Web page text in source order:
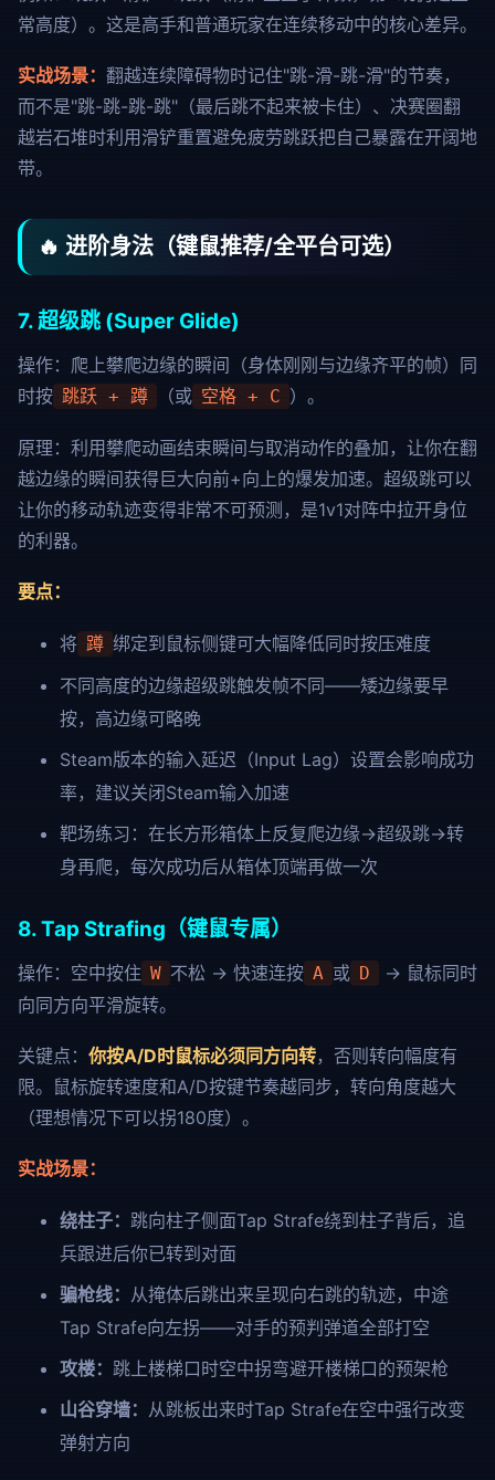
常高度）。这是高手和普通玩家在连续移动中的核心差异。
实战场景： 翻越连续障碍物时记住"跳-滑-跳-滑"的节奏，
而不是"跳-跳-跳-跳"（最后跳不起来被卡住）、决赛圈翻
越岩石堆时利用滑铲重置避免疲劳跳跃把自己暴露在开阔地
带。
🔥 进阶身法（键鼠推荐/全平台可选）
7. 超级跳 (Super Glide)
操作：爬上攀爬边缘的瞬间（身体刚刚与边缘齐平的帧）同
时按 跳跃 + 蹲 （或 空格 + C ）。
原理：利用攀爬动画结束瞬间与取消动作的叠加，让你在翻
越边缘的瞬间获得巨大向前+向上的爆发加速。超级跳可以
让你的移动轨迹变得非常不可预测，是1v1对阵中拉开身位
的利器。
要点：
将 蹲 绑定到鼠标侧键可大幅降低同时按压难度
不同高度的边缘超级跳触发帧不同——矮边缘要早
按，高边缘可略晚
Steam版本的输入延迟（Input Lag）设置会影响成功
率，建议关闭Steam输入加速
靶场练习：在长方形箱体上反复爬边缘→超级跳→转
身再爬，每次成功后从箱体顶端再做一次
8. Tap Strafing（键鼠专属）
操作：空中按住 W 不松 → 快速连按 A 或 D
→ 鼠标同时
向同方向平滑旋转。
关键点： 你按A/D时鼠标必须同方向转，否则转向幅度有
限。鼠标旋转速度和A/D按键节奏越同步，转向角度越大
（理想情况下可以拐180度）。
实战场景：
绕柱子： 跳向柱子侧面Tap Strafe绕到柱子背后，追
兵跟进后你已转到对面
骗枪线： 从掩体后跳出来呈现向右跳的轨迹，中途
Tap Strafe向左拐——对手的预判弹道全部打空
攻楼： 跳上楼梯口时空中拐弯避开楼梯口的预架枪
山谷穿墙： 从跳板出来时Tap Strafe在空中强行改变
弹射方向